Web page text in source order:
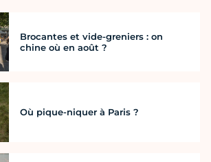
Brocantes et vide-greniers : on
chine où en août ?
Où pique-niquer à Paris ?